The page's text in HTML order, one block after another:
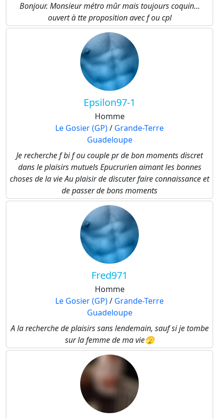
Bonjour. Monsieur métro mûr mais toujours coquin...
ouvert à tte proposition avec f ou cpl
Epsilon97-1
Homme
Le Gosier (GP)/ Grande-Terre
Guadeloupe
Je recherche f bi f ou couple pr de bon moments discret
dans le plaisirs mutuels Epucrurien aimant les bonnes
choses de la vie Au plaisir de discuter faire connaissance et
de passer de bons moments
Fred971
Homme
Le Gosier (GP)/ Grande-Terre
Guadeloupe
A la recherche de plaisirs sans lendemain, sauf si je tombe
sur la femme de ma vie🫣